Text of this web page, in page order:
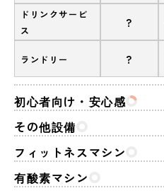
ドリンクサービ
ス
?
ランドリー ?
初心者向け・安心感
その他設備
フィットネスマシン
有酸素マシン